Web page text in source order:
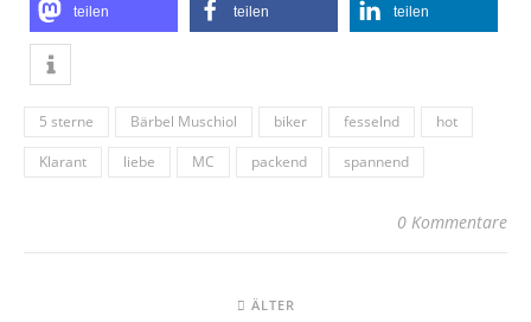
teilen teilen teilen
5 sterne Bärbel Muschiol biker fesselnd
hot
Klarant
liebe MC packend spannend
0 Kommentare
ÄLTER